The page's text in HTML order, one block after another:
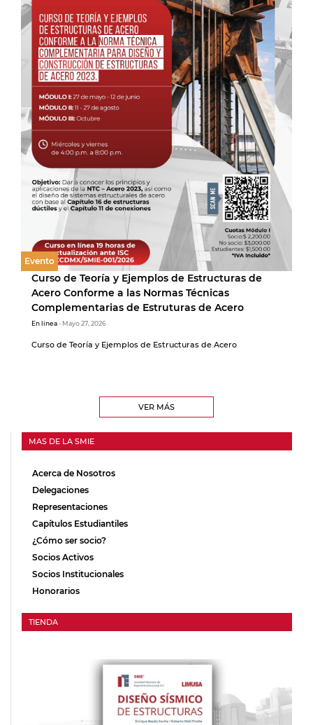
Evento
Curso de Teoría y Ejemplos de Estructuras de
Acero Conforme a las Normas Técnicas
Complementarias de Estruturas de Acero
En línea- Mayo 27, 2026
Curso de Teoría y Ejemplos de Estructuras de Acero
VER MÁS
MAS DE LA SMIE
Acerca de Nosotros
Delegaciones
Representaciones
Capítulos Estudiantiles
¿Cómo ser socio?
Socios Activos
Socios Institucionales
Honorarios
TIENDA